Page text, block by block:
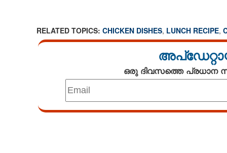
RELATED TOPICS: CHICKEN DISHES, LUNCH RECIPE,
ഒരു ദിവസത്തെ പ്രധാന